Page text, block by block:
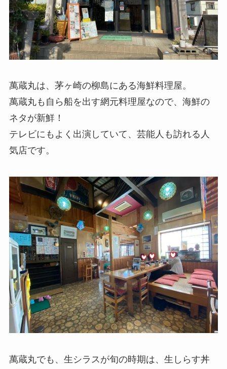
萬蔵丸は、茅ヶ崎の柳島にある海鮮料理屋。
萬蔵丸も自ら船を出す網元料理屋なので、海鮮の
ネタが新鮮！
テレビにもよく出演していて、芸能人も訪れる人
気店です。
萬蔵丸でも、生シラスが旬の時期は、生しらす丼